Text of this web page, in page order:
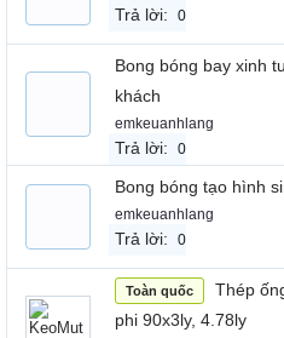
Trả lời: 0
Bong bóng bay xinh
khách
emkeuanhlang
Trả lời: 0
Bong bóng tạo hình
emkeuanhlang
Trả lời: 0
Toàn quốc
Thép
phi 90x3ly, 4.78ly